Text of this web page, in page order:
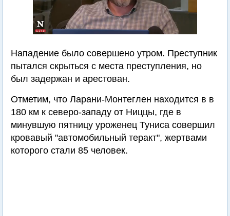
Нападение было совершено утром. Преступник
пытался скрыться с места преступления, но
был задержан и арестован.
Отметим, что Ларани-Монтеглен находится в в
180 км к северо-западу от Ниццы, где в
минувшую пятницу уроженец Туниса совершил
кровавый "автомобильный теракт", жертвами
которого стали 85 человек.